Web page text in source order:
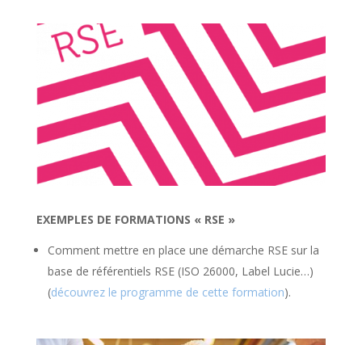
EXEMPLES DE FORMATIONS « RSE »
Comment mettre en place une démarche RSE sur la
base de référentiels RSE (ISO 26000, Label Lucie…)
(découvrez le programme de cette formation).